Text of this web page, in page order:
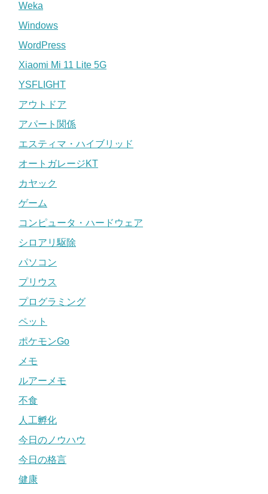
Weka
Windows
WordPress
Xiaomi Mi 11 Lite 5G
YSFLIGHT
アウトドア
アパート関係
エスティマ・ハイブリッド
オートガレージKT
カヤック
ゲーム
コンピュータ・ハードウェア
シロアリ駆除
パソコン
プリウス
プログラミング
ペット
ポケモンGo
メモ
ルアーメモ
不食
人工孵化
今日のノウハウ
今日の格言
健康